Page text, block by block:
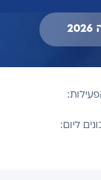
ליום: